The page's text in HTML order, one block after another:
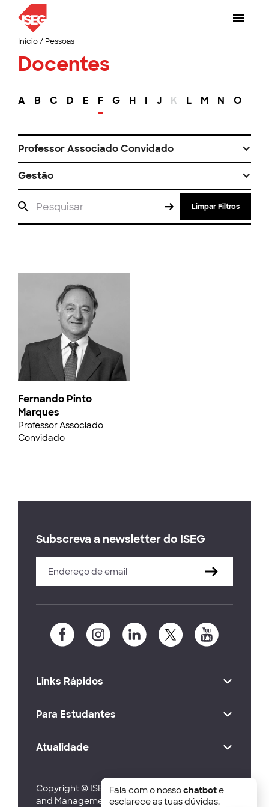
Início/ Pessoas
Docentes
A B C D E F G H I J K L M N O
Professor Associado Convidado
Gestão
Limpar Filtros
Fernando Pinto
Marques
Professor Associado
Convidado
Subscreva a newsletter do ISEG
Links Rápidos
Para Estudantes
Atualidade
Copyright © ISEG Lisbon School of Economics
and Management 2026
Fala com o nossochatbote
esclarece as tuas dúvidas.